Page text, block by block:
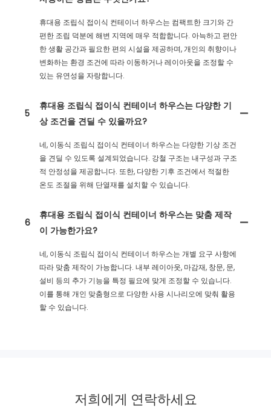
휴대용 조립식 접이식 컨테이너 하우스는 컴팩트한 크기와 간
편한 조립 덕분에 해변 지역에 매우 적합합니다. 아늑하고 편안
한 생활 공간과 필요한 편의 시설을 제공하며, 개인의 취향이나
변화하는 환경 조건에 따라 이동하거나 레이아웃을 조정할 수
있는 유연성을 자랑합니다.
5
휴대용 조립식 접이식 컨테이너 하우스는 다양한 기
상 조건을 견딜 수 있을까요?
네, 이동식 조립식 접이식 컨테이너 하우스는 다양한 기상 조건
을 견딜 수 있도록 설계되었습니다. 강철 구조는 내구성과 구조
적 안정성을 제공합니다. 또한, 다양한 기후 조건에서 적절한
온도 조절을 위해 단열재를 설치할 수 있습니다.
6
휴대용 조립식 접이식 컨테이너 하우스는 맞춤 제작
이 가능한가요?
네, 이동식 조립식 접이식 컨테이너 하우스는 개별 요구 사항에
따라 맞춤 제작이 가능합니다. 내부 레이아웃, 마감재, 창문, 문,
설비 등의 추가 기능을 특정 필요에 맞게 조정할 수 있습니다.
이를 통해 개인 맞춤형으로 다양한 사용 시나리오에 맞춰 활용
할 수 있습니다.
저희에게 연락하세요